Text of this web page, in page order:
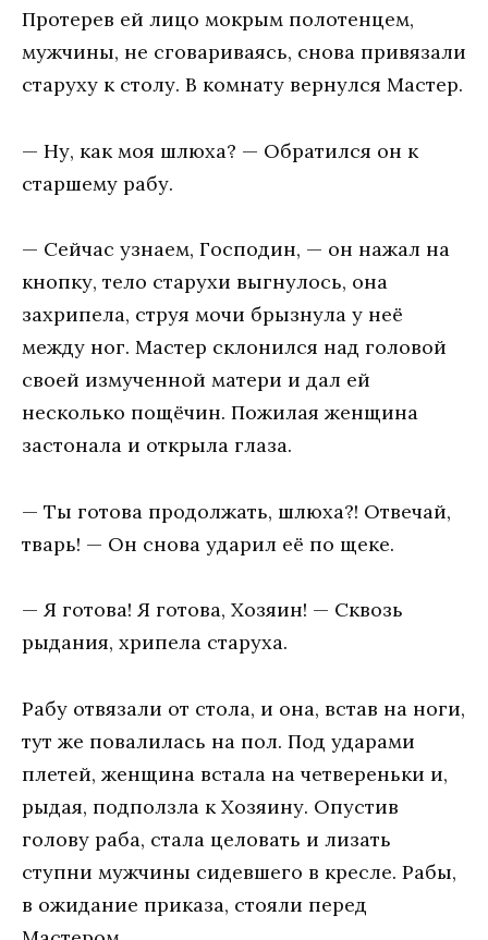
Протерев ей лицо мокрым полотенцем,
мужчины, не сговариваясь, снова привязали
старуху к столу. В комнату вернулся Мастер.
— Ну, как моя шлюха? — Обратился он к
старшему рабу.
— Сейчас узнаем, Господин, — он нажал на
кнопку, тело старухи выгнулось, она
захрипела, струя мочи брызнула у неё
между ног. Мастер склонился над головой
своей измученной матери и дал ей
несколько пощёчин. Пожилая женщина
застонала и открыла глаза.
— Ты готова продолжать, шлюха?! Отвечай,
тварь! — Он снова ударил её по щеке.
— Я готова! Я готова, Хозяин! — Сквозь
рыдания, хрипела старуха.
Рабу отвязали от стола, и она, встав на ноги,
тут же повалилась на пол. Под ударами
плетей, женщина встала на четвереньки и,
рыдая, подползла к Хозяину. Опустив
голову раба, стала целовать и лизать
ступни мужчины сидевшего в кресле. Рабы,
в ожидание приказа, стояли перед